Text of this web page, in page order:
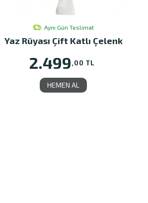
Aynı Gün Teslimat
Yaz Rüyası Çift Katlı Çelenk
2.499,00 TL
HEMEN AL